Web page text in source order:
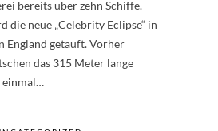
bereits über zehn Schiffe.
die neue „Celebrity Eclipse“ in
England getauft. Vorher
das 315 Meter lange
einmal…